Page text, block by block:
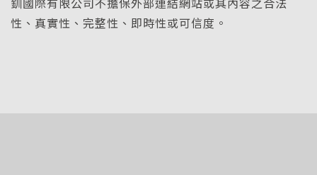
釧國際有限公司不擔保外部連結網站或其內容之合法
性、真實性、完整性、即時性或可信度。